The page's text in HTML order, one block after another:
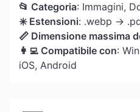
📂 Categoria: Immagini,
✳️ Estensioni: .webp →
📏 Dimensione massima
👩‍💻 Compatibile con:
iOS, Android